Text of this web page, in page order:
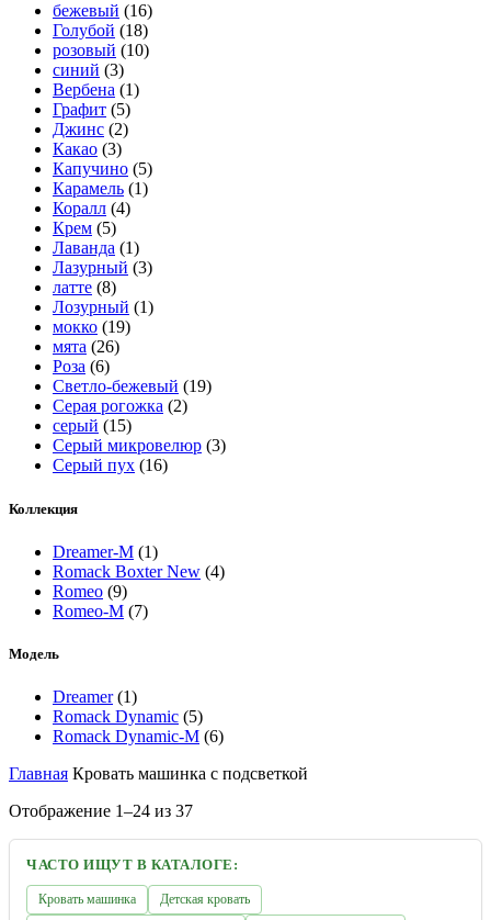
бежевый (16)
Голубой (18)
розовый (10)
синий (3)
Вербена (1)
Графит (5)
Джинс (2)
Какао (3)
Капучино (5)
Карамель (1)
Коралл (4)
Крем (5)
Лаванда (1)
Лазурный (3)
латте (8)
Лозурный (1)
мокко (19)
мята (26)
Роза (6)
Светло-бежевый (19)
Серая рогожка (2)
серый (15)
Серый микровелюр (3)
Серый пух (16)
Коллекция
Dreamer-M (1)
Romack Boxter New (4)
Romeo (9)
Romeo-M (7)
Модель
Dreamer (1)
Romack Dynamic (5)
Romack Dynamic-M (6)
Главная Кровать машинка с подсветкой
Отображение 1–24 из 37Цены:
ЧАСТО ИЩУТ В КАТАЛОГЕ:
Кровать машинка
Детская кровать